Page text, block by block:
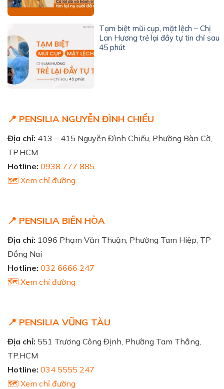
Tạm biệt mũi cụp, mặt lệch – Chị
Lan Hương trẻ lại đầy tự tin chỉ sau
45 phút
📍 PENSILIA NGUYỄN ĐÌNH CHIỂU
Địa chỉ: 413 – 415 Nguyễn Đình Chiểu, Phường Bàn Cờ,
TP.HCM
Hotline: 0938 777 885
🗺️ Xem chỉ đường
📍 PENSILIA BIÊN HÒA
Địa chỉ: 1096 Phạm Văn Thuận, Phường Tam Hiệp, TP
Đồng Nai
Hotline: 032 6666 247
🗺️ Xem chỉ đường
📍 PENSILIA VŨNG TÀU
Địa chỉ: 551 Trương Công Định, Phường Tam Thắng,
TP.HCM
Hotline: 034 5555 247
🗺️ Xem chỉ đường